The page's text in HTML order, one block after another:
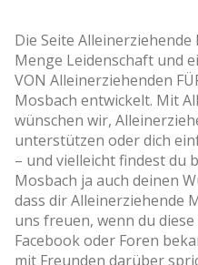
Die Seite
Menge Leidenschaft und
VON Alleinerziehenden
Mosbach entwickelt. Mit
wünschen wir,
unterstützen oder dich
– und vielleicht findest du
Mosbach ja auch deinen
dass dir Alleinerziehende
uns freuen, wenn du
Facebook oder Foren
mit Freunden darüber